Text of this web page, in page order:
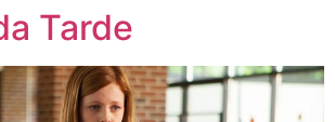
Tarde